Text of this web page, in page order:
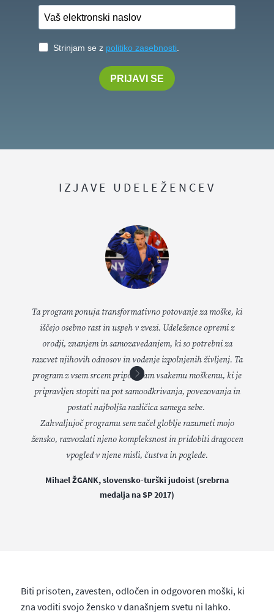
IZJAVE UDELEŽENCEV
Ta program ponuja transformativno potovanje za moške, ki
iščejo osebno rast in uspeh v zvezi. Udeležence opremi z
orodji, znanjem in samozavedanjem, ki so potrebni za
razcvet njihovih odnosov in vodenje izpolnjenih življenj. Ta
program z vsem srcem priporočam vsakemu moškemu, ki je
pripravljen stopiti na pot samoodkrivanja, povezovanja in
postati najboljša različica samega sebe.
Zahvaljujoč programu sem začel globlje razumeti mojo
žensko, razvozlati njeno kompleksnost in pridobiti dragocen
vpogled v njene misli, čustva in poglede.
Mihael ŽGANK, slovensko-turški judoist (srebrna
medalja na SP 2017)
Biti prisoten, zavesten, odločen in odgovoren moški, ki
zna voditi svojo žensko v današnjem svetu ni lahko.